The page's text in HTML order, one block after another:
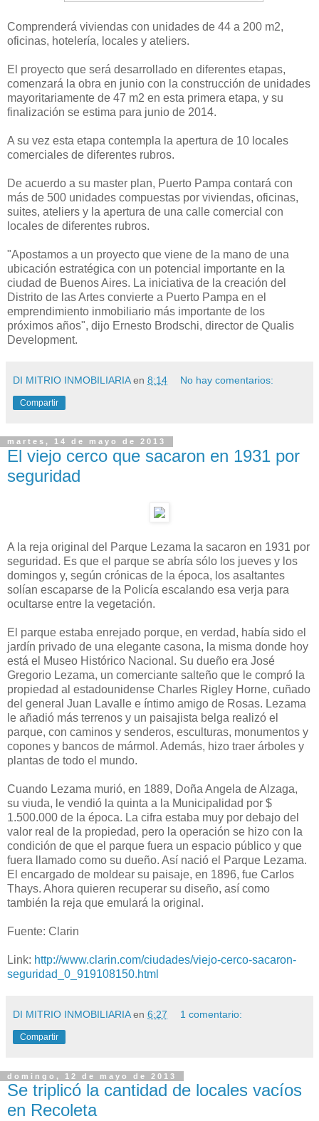
Comprenderá viviendas con unidades de 44 a 200 m2,
oficinas, hotelería, locales y ateliers.
El proyecto que será desarrollado en diferentes etapas,
comenzará la obra en junio con la construcción de unidades
mayoritariamente de 47 m2 en esta primera etapa, y su
finalización se estima para junio de 2014.
A su vez esta etapa contempla la apertura de 10 locales
comerciales de diferentes rubros.
De acuerdo a su master plan, Puerto Pampa contará con
más de 500 unidades compuestas por viviendas, oficinas,
suites, ateliers y la apertura de una calle comercial con
locales de diferentes rubros.
"Apostamos a un proyecto que viene de la mano de una
ubicación estratégica con un potencial importante en la
ciudad de Buenos Aires. La iniciativa de la creación del
Distrito de las Artes convierte a Puerto Pampa en el
emprendimiento inmobiliario más importante de los
próximos años", dijo Ernesto Brodschi, director de Qualis
Development.
DI MITRIO INMOBILIARIA en 8:14 No hay comentarios:
Compartir
martes, 14 de mayo de 2013
El viejo cerco que sacaron en 1931 por
seguridad
A la reja original del Parque Lezama la sacaron en 1931 por
seguridad. Es que el parque se abría sólo los jueves y los
domingos y, según crónicas de la época, los asaltantes
solían escaparse de la Policía escalando esa verja para
ocultarse entre la vegetación.
El parque estaba enrejado porque, en verdad, había sido el
jardín privado de una elegante casona, la misma donde hoy
está el Museo Histórico Nacional. Su dueño era José
Gregorio Lezama, un comerciante salteño que le compró la
propiedad al estadounidense Charles Rigley Horne, cuñado
del general Juan Lavalle e íntimo amigo de Rosas. Lezama
le añadió más terrenos y un paisajista belga realizó el
parque, con caminos y senderos, esculturas, monumentos y
copones y bancos de mármol. Además, hizo traer árboles y
plantas de todo el mundo.
Cuando Lezama murió, en 1889, Doña Angela de Alzaga,
su viuda, le vendió la quinta a la Municipalidad por $
1.500.000 de la época. La cifra estaba muy por debajo del
valor real de la propiedad, pero la operación se hizo con la
condición de que el parque fuera un espacio público y que
fuera llamado como su dueño. Así nació el Parque Lezama.
El encargado de moldear su paisaje, en 1896, fue Carlos
Thays. Ahora quieren recuperar su diseño, así como
también la reja que emulará la original.
Fuente: Clarin
Link: http://www.clarin.com/ciudades/viejo-cerco-sacaron-
seguridad_0_919108150.html
DI MITRIO INMOBILIARIA en 6:27 1 comentario:
Compartir
domingo, 12 de mayo de 2013
Se triplicó la cantidad de locales vacíos
en Recoleta